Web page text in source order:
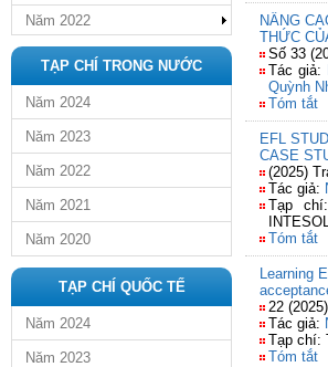
Năm 2022
TẠP CHÍ TRONG NƯỚC
Năm 2024
Năm 2023
Năm 2022
Năm 2021
Năm 2020
TẠP CHÍ QUỐC TẾ
Năm 2024
Năm 2023
NÂNG
THỨC
Số 33
Tác giả:
Quỳnh
Tóm tắt
EFL
CASE
(2025)
Tác giả:
Tạp
Tóm tắt
Learning
22
Tác giả:
Tạp chí:
Tóm tắt